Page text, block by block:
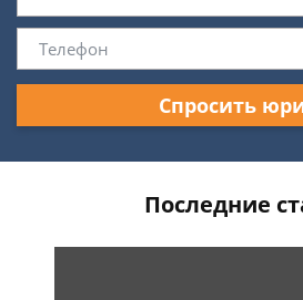
Спросить
Последние